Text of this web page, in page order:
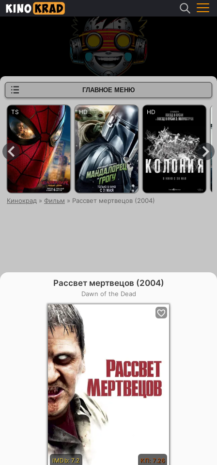
Кинокрад » Фильм » Рассвет мертвецов (2004)
Рассвет мертвецов (2004)
Dawn of the Dead
IMDb: 7.2 КП: 7.26
ГЛАВНОЕ МЕНЮ